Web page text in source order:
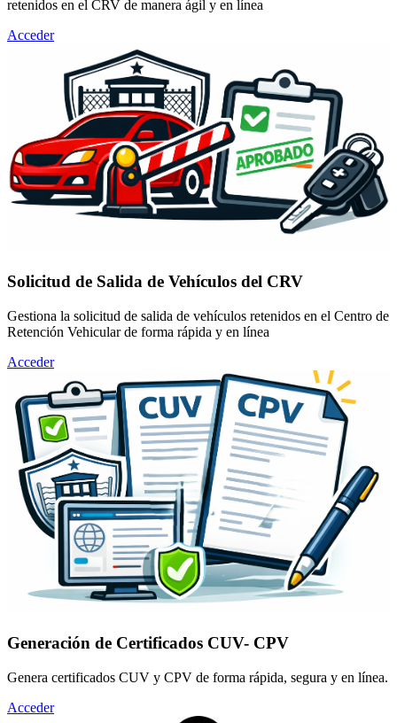
retenidos en el CRV de manera ágil y en línea
Acceder
Solicitud de Salida de Vehículos del CRV
Gestiona la solicitud de salida de vehículos retenidos en el Centro de
Retención Vehicular de forma rápida y en línea
Acceder
Generación de Certificados CUV- CPV
Genera certificados CUV y CPV de forma rápida, segura y en línea.
Acceder